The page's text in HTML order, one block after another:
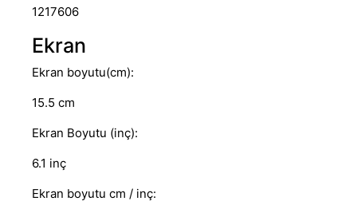
1217606
Ekran
Ekran boyutu(cm):
15.5 cm
Ekran Boyutu (inç):
6.1 inç
Ekran boyutu cm / inç: